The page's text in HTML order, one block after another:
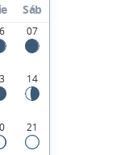
Sáb
07
14
21